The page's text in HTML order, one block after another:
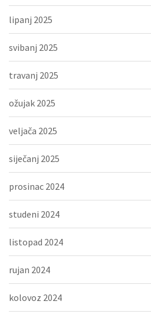
lipanj 2025
svibanj 2025
travanj 2025
ožujak 2025
veljača 2025
siječanj 2025
prosinac 2024
studeni 2024
listopad 2024
rujan 2024
kolovoz 2024